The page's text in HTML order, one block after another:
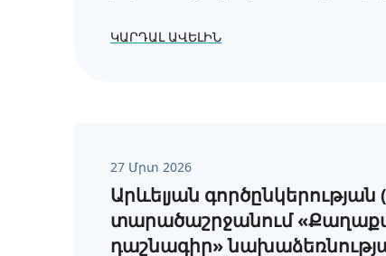
ԿԱՐԴԱԼ ԱՎԵԼԻՆ
27 Մրտ 2026
Արևելյան գործընկերության
տարածաշրջանում
դաշնագիր»